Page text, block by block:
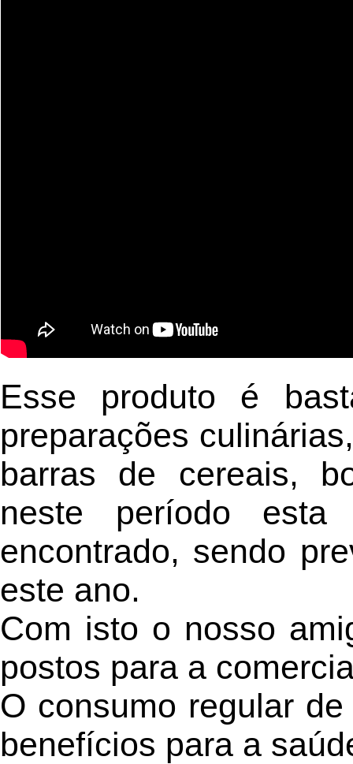
Esse produto é
preparações
barras de cereais,
neste período
encontrado, sendo
este ano.
Com isto o nosso
postos para a
O consumo regular
benefícios para a